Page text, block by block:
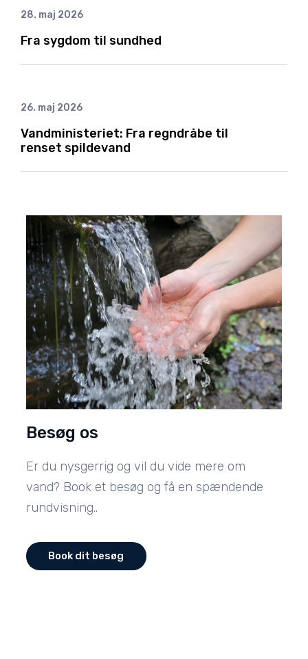
28. maj 2026
Fra sygdom til sundhed
26. maj 2026
Vandministeriet: Fra regndråbe til
renset spildevand
Besøg os
Er du nysgerrig og vil du vide mere om
vand? Book et besøg og få en spændende
rundvisning..
Book dit besøg